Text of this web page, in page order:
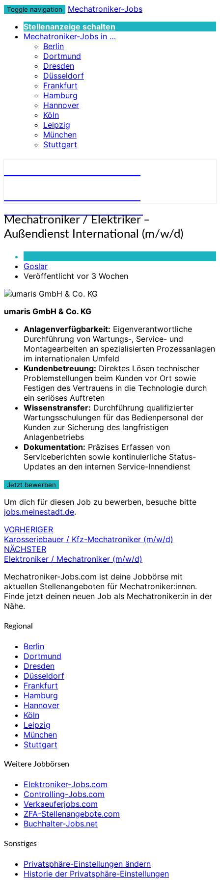
Toggle navigation
Mechatroniker-Jobs
Stellenanzeige schalten
Mechatroniker-Jobs in …
Berlin
Dortmund
Dresden
Düsseldorf
Frankfurt
Hamburg
Hannover
Köln
Leipzig
München
Stuttgart
Mechatroniker
Elektriker
Außendienst
International
(m/w/d)
Mechatroniker / Elektriker –
Außendienst International (m/w/d)
Goslar
Veröffentlicht vor 3 Wochen
umaris GmbH & Co. KG
Anlagenverfügbarkeit: Eigenverantwortliche
Durchführung von Wartungs-, Service- und
Montagearbeiten an spezialisierten Prozessanlagen
im internationalen Umfeld
Kundenbetreuung: Direktes Lösen technischer
Problemstellungen beim Kunden vor Ort sowie
Festigen des Vertrauens in die Technologie durch
ein seriöses Auftreten
Wissenstransfer: Durchführung qualifizierter
Wartungsschulungen für das Bedienpersonal der
Kunden zur Sicherung des langfristigen
Anlagenbetriebs
Dokumentation: Präzises Erfassen von
Serviceberichten sowie kontinuierliche Status-
Updates an den internen Service-Innendienst
Um dich für diesen Job zu bewerben, besuche bitte
jobs.meinestadt.de.
Beitragsnavigation
VORHERIGER
Karosseriebauer / Kfz-Mechatroniker (m/w/d)
NÄCHSTER
Elektroniker / Mechatroniker (m/w/d)
Mechatroniker-Jobs.com ist deine Jobbörse mit
aktuellen Stellenangeboten für Mechatroniker:innen.
Finde jetzt deinen neuen Job als Mechatroniker:in in der
Nähe.
Regional
Berlin
Dortmund
Dresden
Düsseldorf
Frankfurt
Hamburg
Hannover
Köln
Leipzig
München
Stuttgart
Weitere Jobbörsen
Elektroniker-Jobs.com
Controlling-Jobs.com
Verkaeuferjobs.com
ZFA-Stellenangebote.com
Buchhalter-Jobs.net
Sonstiges
Privatsphäre-Einstellungen ändern
Historie der Privatsphäre-Einstellungen